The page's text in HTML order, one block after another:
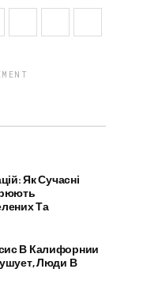
Як Сучасні
Та
В Калифорнии
Люди В